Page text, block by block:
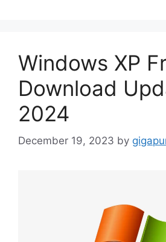
Windows XP
Download
2024
December 19, 2023 by